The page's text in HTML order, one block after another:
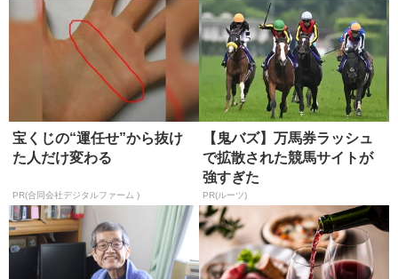
宝くじの“運任せ”から抜け
た人だけ変わる
PR(合同会社デジタルファーム )
【鬼バズ】万馬券ラッシュ
で拡散された競馬サイトが
強すぎた
PR(ルーツ)